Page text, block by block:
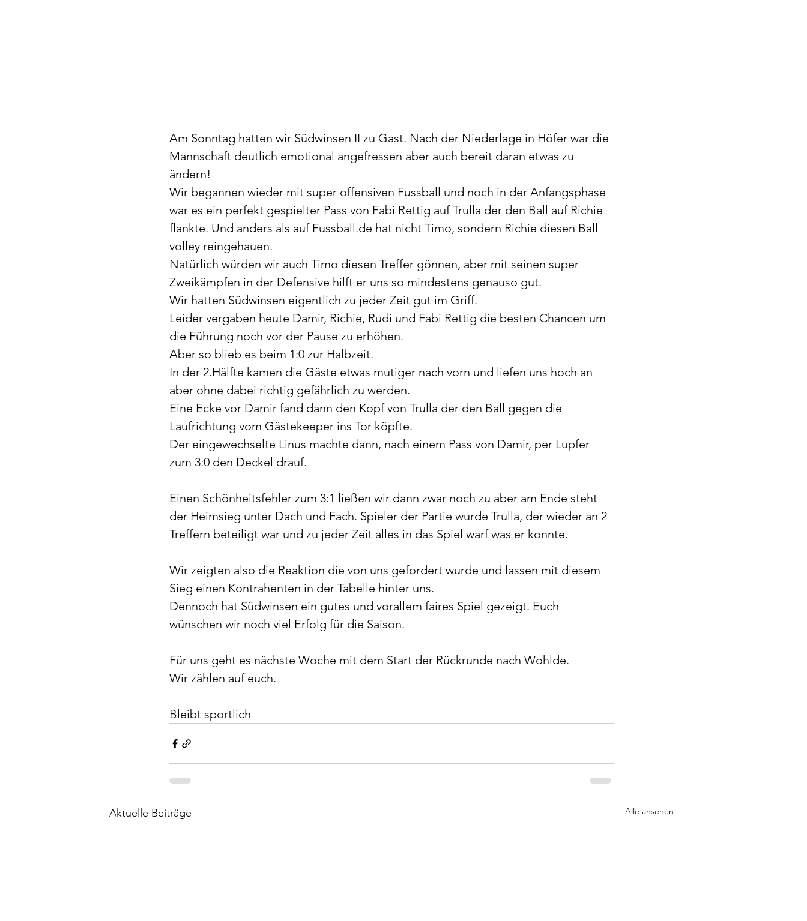
Am Sonntag hatten wir Südwinsen II zu Gast. Nach der Niederlage in Höfer war die
Mannschaft deutlich emotional angefressen aber auch bereit daran etwas zu
ändern!
Wir begannen wieder mit super offensiven Fussball und noch in der Anfangsphase
war es ein perfekt gespielter Pass von Fabi Rettig auf Trulla der den Ball auf Richie
flankte. Und anders als auf Fussball.de hat nicht Timo, sondern Richie diesen Ball
volley reingehauen.
Natürlich würden wir auch Timo diesen Treffer gönnen, aber mit seinen super
Zweikämpfen in der Defensive hilft er uns so mindestens genauso gut.
Wir hatten Südwinsen eigentlich zu jeder Zeit gut im Griff.
Leider vergaben heute Damir, Richie, Rudi und Fabi Rettig die besten Chancen um
die Führung noch vor der Pause zu erhöhen.
Aber so blieb es beim 1:0 zur Halbzeit.
In der 2.Hälfte kamen die Gäste etwas mutiger nach vorn und liefen uns hoch an
aber ohne dabei richtig gefährlich zu werden.
Eine Ecke vor Damir fand dann den Kopf von Trulla der den Ball gegen die
Laufrichtung vom Gästekeeper ins Tor köpfte.
Der eingewechselte Linus machte dann, nach einem Pass von Damir, per Lupfer
zum 3:0 den Deckel drauf.
Einen Schönheitsfehler zum 3:1 ließen wir dann zwar noch zu aber am Ende steht
der Heimsieg unter Dach und Fach. Spieler der Partie wurde Trulla, der wieder an 2
Treffern beteiligt war und zu jeder Zeit alles in das Spiel warf was er konnte.
Wir zeigten also die Reaktion die von uns gefordert wurde und lassen mit diesem
Sieg einen Kontrahenten in der Tabelle hinter uns.
Dennoch hat Südwinsen ein gutes und vorallem faires Spiel gezeigt. Euch
wünschen wir noch viel Erfolg für die Saison.
Für uns geht es nächste Woche mit dem Start der Rückrunde nach Wohlde.
Wir zählen auf euch.
Bleibt sportlich
Aktuelle Beiträge Alle ansehen